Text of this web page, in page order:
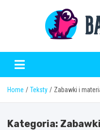
Home Teksty Zabawki i
Kategoria: